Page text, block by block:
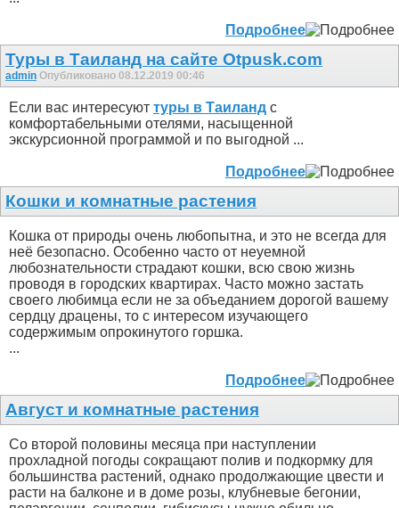
Подробнее
Туры в Таиланд на сайте Otpusk.com
admin Опубликовано 08.12.2019 00:46
Если вас интересуют туры в Таиланд с
комфортабельными отелями, насыщенной
экскурсионной программой и по выгодной ...
Подробнее
Кошки и комнатные растения
Кошка от природы очень любопытна, и это не всегда для
неё безопасно. Особенно часто от неуемной
любознательности страдают кошки, всю свою жизнь
проводя в городских квартирах. Часто можно застать
своего любимца если не за объеданием дорогой вашему
сердцу драцены, то с интересом изучающего
содержимым опрокинутого горшка.
...
Подробнее
Август и комнатные растения
Со второй половины месяца при наступлении
прохладной погоды сокращают полив и подкормку для
большинства растений, однако продолжающие цвести и
расти на балконе и в доме розы, клубневые бегонии,